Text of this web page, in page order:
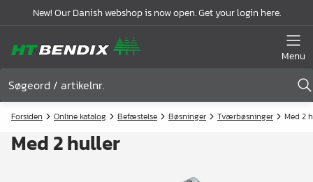
New! Our Danish webshop is now open. Get your login here.
Menu
Forsiden Online katalog Befæstelse Bøsninger Tværbøsninger Med 2
Med 2 huller